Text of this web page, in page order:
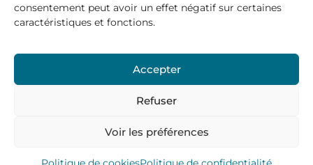
consentement peut avoir un effet négatif sur certaines
caractéristiques et fonctions.
Accepter
Refuser
Voir les préférences
Horaires d’ouverture :
9:00 – 12:00 / 14:00 – 17:00
Vendredi: 9:00 – 12:00
Mentions Légales–Politique des cookies
Marche et Combraille